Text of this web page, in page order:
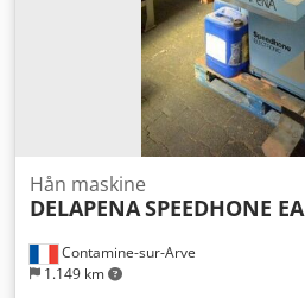
Contamine-sur-Arve
1.149 km
Hån maskine
DELAPENASPEEDHONE EA